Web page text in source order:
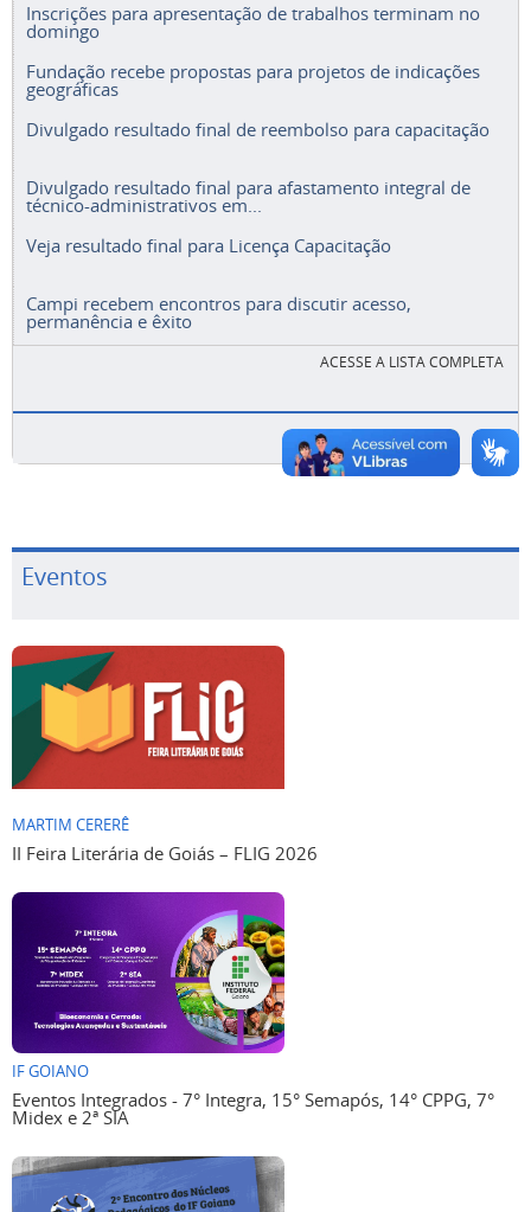
Inscrições para apresentação de trabalhos terminam no
domingo
Fundação recebe propostas para projetos de indicações
geográficas
Divulgado resultado final de reembolso para capacitação
Divulgado resultado final para afastamento integral de
técnico-administrativos em...
Veja resultado final para Licença Capacitação
Campi recebem encontros para discutir acesso,
permanência e êxito
ACESSE A LISTA COMPLETA
Eventos
MARTIM CERERÊ
II Feira Literária de Goiás – FLIG 2026
IF GOIANO
Eventos Integrados - 7° Integra, 15° Semapós, 14° CPPG, 7°
Midex e 2ª SIA